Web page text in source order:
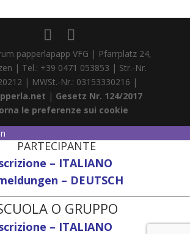
papperlapapp VFG | Pfarrplatz 24,
| Tel.: +39 0471 053853 | Str.-Nr.
| MWSt.-Nr.: 03153330216 |
| Gesetz Nr. 124/2017
le preferenze sui cookie
PARTECIPANTE
– ITALIANO
– DEUTSCH
O GRUPPO
– ITALIANO